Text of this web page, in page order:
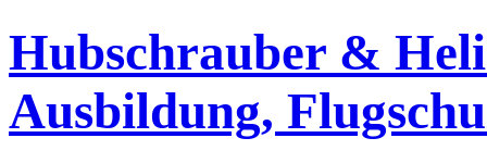
Hubschrauber &
Ausbildung,